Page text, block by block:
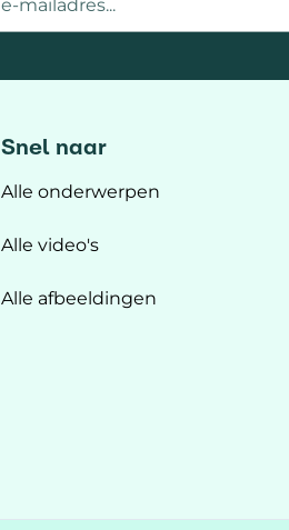
Snel naar
Alle onderwerpen
Alle video's
Alle afbeeldingen